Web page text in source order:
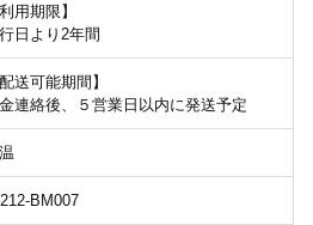
利用期限】
日より2年間
配送可能期間】
連絡後、５営業日以内に発送予定
BM007